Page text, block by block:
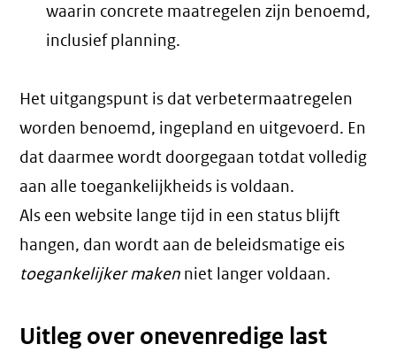
waarin concrete maatregelen zijn benoemd,
inclusief planning.
Het uitgangspunt is dat verbetermaatregelen
worden benoemd, ingepland en uitgevoerd. En
dat daarmee wordt doorgegaan totdat volledig
aan alle toegankelijkheids is voldaan.
Als een website lange tijd in een status blijft
hangen, dan wordt aan de beleidsmatige eis
toegankelijker maken niet langer voldaan.
Uitleg over onevenredige last